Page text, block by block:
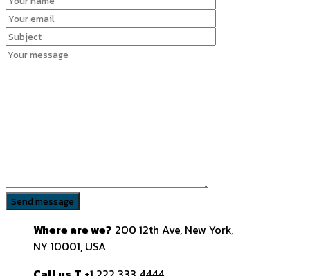
Where are we? 200 12th Ave, New York,
NY 10001, USA